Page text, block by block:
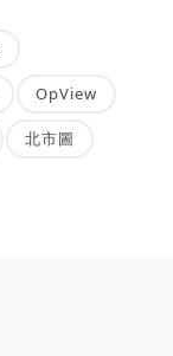
OpView
北市圖